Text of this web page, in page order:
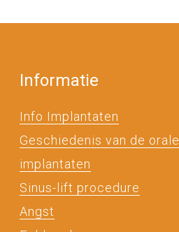
Informatie
Info Implantaten
Geschiedenis van de orale
implantaten
Sinus-lift procedure
Angst